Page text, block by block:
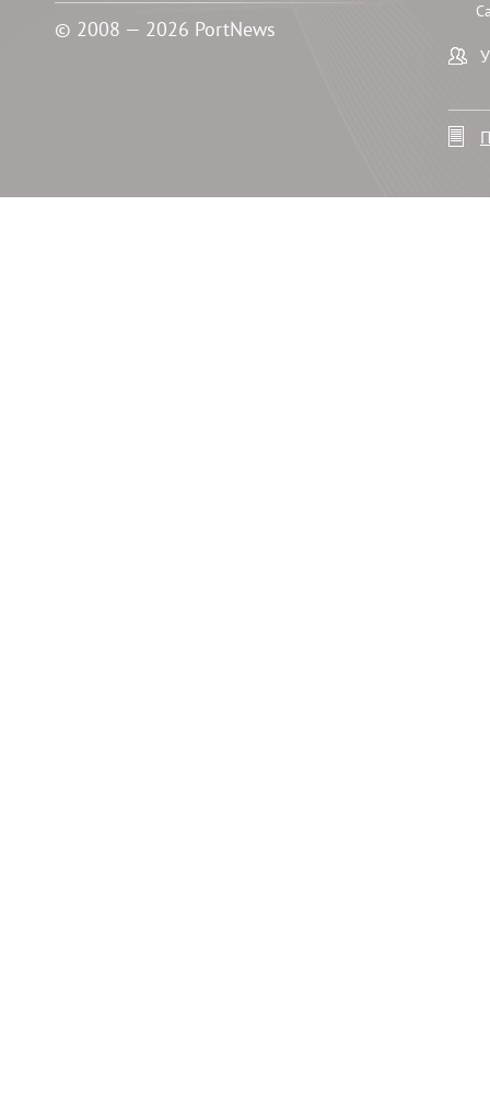
© 2008 — 2026 PortNews